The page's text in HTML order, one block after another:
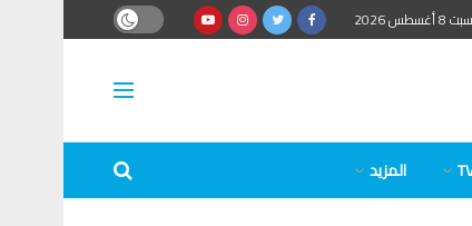
أغسطس 2026
المزيد